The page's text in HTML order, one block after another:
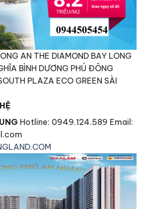
AN THE DIAMOND BAY LONG
BÌNH DƯƠNG PHÚ ĐÔNG
PLAZA ECO GREEN SÀI
Hotline: 0949.124.589 Email: